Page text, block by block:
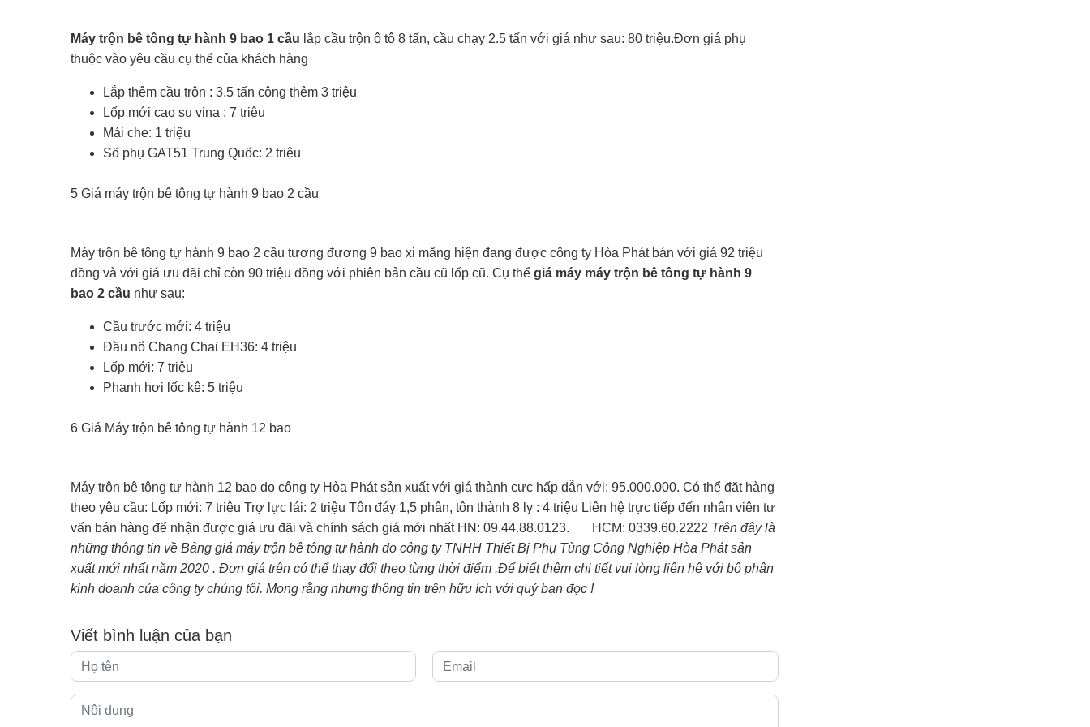
Máy trộn bê tông tự hành 9 bao 1 cầu lắp cầu trộn ô tô 8 tấn, cầu chạy 2.5 tấn với giá như sau: 80 triệu.Đơn giá phụ
thuộc vào yêu cầu cụ thể của khách hàng
Lắp thêm cầu trộn : 3.5 tấn cộng thêm 3 triệu
Lốp mới cao su vina : 7 triệu
Mái che: 1 triệu
Số phụ GAT51 Trung Quốc: 2 triệu
5 Giá máy trộn bê tông tự hành 9 bao 2 cầu
Máy trộn bê tông tự hành 9 bao 2 cầu tương đương 9 bao xi măng hiện đang được công ty Hòa Phát bán với giá 92 triệu
đồng và với giá ưu đãi chỉ còn 90 triệu đồng với phiên bản cầu cũ lốp cũ. Cụ thể giá máy máy trộn bê tông tự hành 9
bao 2 cầu như sau:
Cầu trước mới: 4 triệu
Đầu nổ Chang Chai EH36: 4 triệu
Lốp mới: 7 triệu
Phanh hơi lốc kê: 5 triệu
6 Giá Máy trộn bê tông tự hành 12 bao
Máy trộn bê tông tự hành 12 bao do công ty Hòa Phát sản xuất với giá thành cực hấp dẫn với: 95.000.000. Có thể đặt hàng
theo yêu cầu: Lốp mới: 7 triệu Trợ lực lái: 2 triệu Tôn đáy 1,5 phân, tôn thành 8 ly : 4 triệu Liên hệ trực tiếp đến nhân viên tư
vấn bán hàng để nhận được giá ưu đãi và chính sách giá mới nhất HN: 09.44.88.0123. HCM: 0339.60.2222 Trên đây là
những thông tin về Bảng giá máy trộn bê tông tự hành do công ty TNHH Thiết Bị Phụ Tùng Công Nghiệp Hòa Phát sản
xuất mới nhất năm 2020 . Đơn giá trên có thể thay đổi theo từng thời điểm .Để biết thêm chi tiết vui lòng liên hệ với bộ phận
kinh doanh của công ty chúng tôi. Mong rằng nhưng thông tin trên hữu ích với quý bạn đọc !
Viết bình luận của bạn